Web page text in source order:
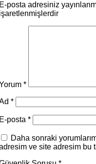
posta adresiniz
*
*
posta *
Daha sonraki
ve site adresim bu